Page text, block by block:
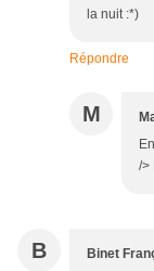
la nuit :*)
Répondre
M
/>
B Binet